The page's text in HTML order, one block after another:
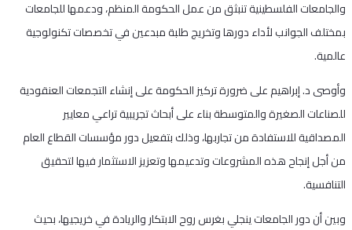
والجامعات الفلسطينية تنبثق من عمل الحكومة المنظم، ودعمها للجامعات
بمختلف الجوانب لأداء دورها وتخريج طلبة مبدعين في تخصصات تكنولوجية
عالمية.
وأوصى د. إبراهيم على ضرورة تركيز الحكومة على إنشاء التجمعات العنقودية
للصناعات الصغيرة والمتوسطة بناء على أبحاث تجريبية تراعي معايير
المصداقية للاستفادة من تجاربها، وذلك بتفعيل دور مؤسسات القطاع العام
من أجل إنجاح هذه المشروعات وتدعيمها وتعزيز الاستثمار فيها لتحقيق
التنافسية.
وبين أن دور الجامعات ينجلي بغرس روح الابتكار والريادة في خريجيها، بحيث